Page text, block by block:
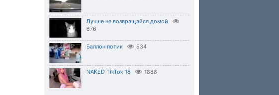
Лучше не возвращайся домой
676
Баллон потик 534
NAKED TikTok 18 1888